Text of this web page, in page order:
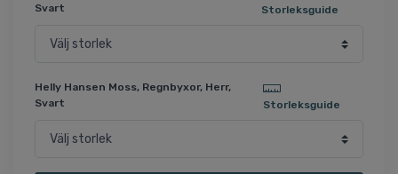
Svart
Storleksguide
Helly Hansen Moss, Regnbyxor, Herr,
Svart
Storleksguide